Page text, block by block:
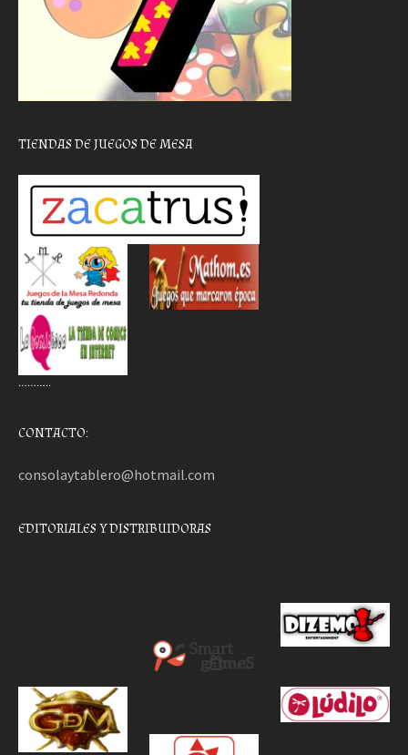
TIENDAS DE JUEGOS DE MESA
………..
CONTACTO:
consolaytablero@hotmail.com
EDITORIALES Y DISTRIBUIDORAS